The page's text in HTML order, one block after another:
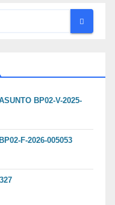
BP02-V-2025-
F-2026-005053